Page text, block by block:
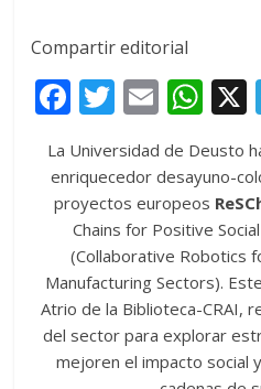
Compartir editorial
F
e
b
o
o
k
T
w
itt
er
E
m
ai
l
W
at
s
A
p
p
La Universidad de Deusto
enriquecedor desayuno-
proyectos europeos
Chains for Positive
(Collaborative Robotics
Manufacturing Sectors).
Atrio de la Biblioteca-CRAI,
del sector para explorar
mejoren el impacto social